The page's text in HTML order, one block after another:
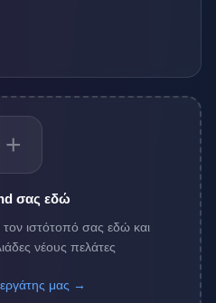
+
σας εδώ
ιστότοπό σας εδώ και
νέους πελάτες
μας →